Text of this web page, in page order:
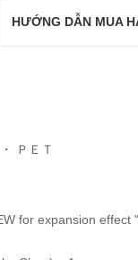
HƯỚNG DẪN MUA
ＰＥＴ
for expansion